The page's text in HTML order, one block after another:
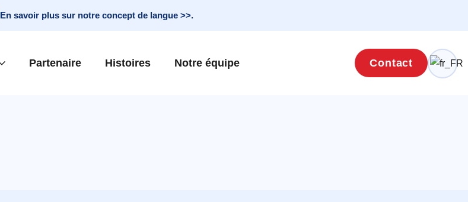
En savoir plus sur notre concept de langue >>.
Partenaire Histoires Notre équipe Contact